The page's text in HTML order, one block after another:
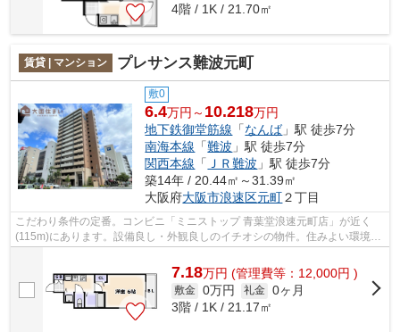
4階 / 1K / 21.70㎡
賃貸 | マンション プレサンス難波元町
敷0
6.4万円～ 10.218万円
地下鉄御堂筋線 「なんば」駅 徒歩7分
南海本線 「難波 」駅 徒歩7分
関西本線 「 ＪＲ難波 」駅 徒歩7分
築14年 / 20.44㎡～31.39㎡
大阪府大阪市浪速区元町２丁目
こだわり条件の定番。コンビニ「ミニストップ 青葉堂浪速元町店」が近く
(115m)にあります。設備良し・外観良しのイチオシの物件。住みよい環境と
駅へのアクセスの良さが魅力の徒歩10分...
7.18万円 (管理費等：12,000円 )
敷金 0万円 礼金 0ヶ月
3階 / 1K / 21.17㎡